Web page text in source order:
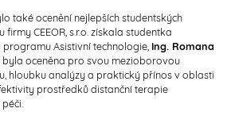
také ocenění nejlepších studentských
firmy CEEOR, s.r.o. získala studentka
Asistivní technologie, Ing. Romana
byla oceněna pro svou mezioborovou
hloubku analýzy a praktický přínos v oblasti
prostředků distanční terapie